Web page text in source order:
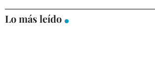
Lo más leído